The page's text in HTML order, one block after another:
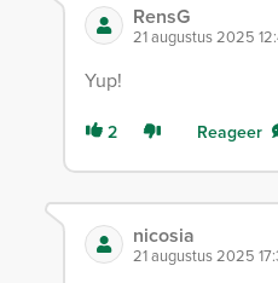
RensG
21 augustus 2025
Yup!
2 Reageer
nicosia
21 augustus 2025